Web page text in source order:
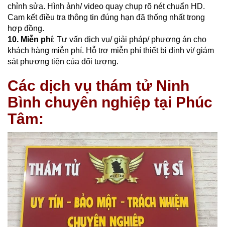
chỉnh sửa. Hình ảnh/ video quay chụp rõ nét chuẩn HD.
Cam kết điều tra thông tin đúng hạn đã thống nhất trong
hợp đồng.
10. Miễn phí: Tư vấn dịch vụ/ giải pháp/ phương án cho
khách hàng miễn phí. Hỗ trợ miễn phí thiết bị định vị/ giám
sát phương tiện của đối tượng.
Các dịch vụ thám tử Ninh
Bình chuyên nghiệp tại Phúc
Tâm: